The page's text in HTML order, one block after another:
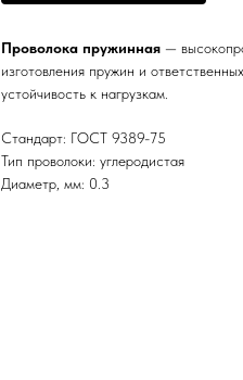
Проволока пружинная —
изготовления пружин и
устойчивость к нагрузкам.
Стандарт: ГОСТ 9389-75
Тип проволоки: углеродистая
Диаметр, мм: 0.3